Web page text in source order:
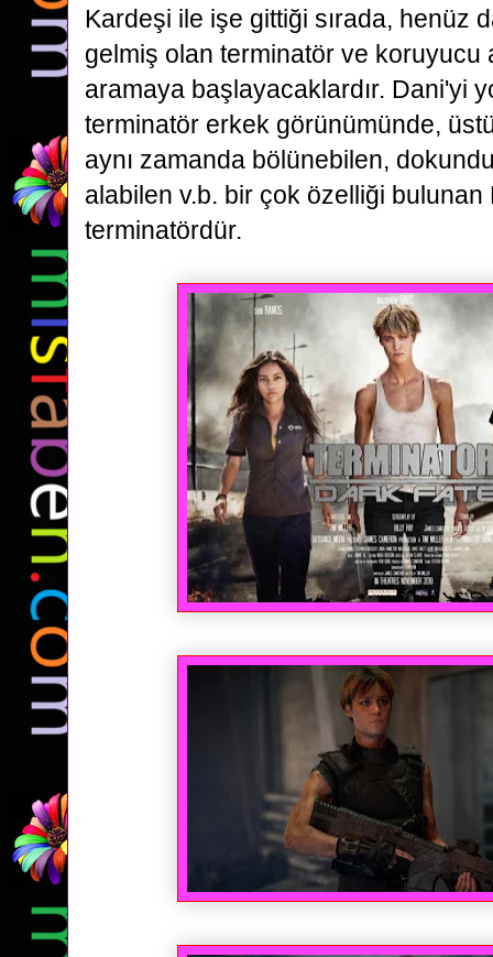
Kardeşi ile işe gittiği sırada, henüz
gelmiş olan terminatör ve koruyucu
aramaya başlayacaklardır. Dani'yi
terminatör erkek görünümünde,
aynı zamanda bölünebilen,
alabilen v.b. bir çok özelliği bulunan
terminatördür.